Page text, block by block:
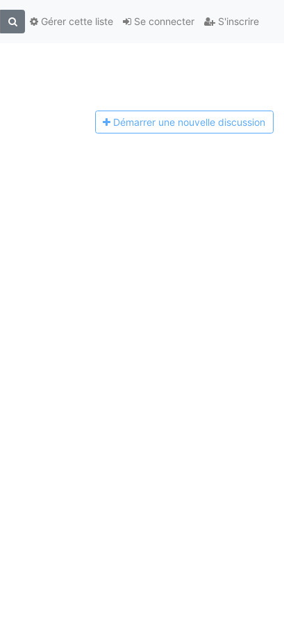
Se connecter S'inscrire
Gérer cette liste
Démarrer une nouvelle discussion